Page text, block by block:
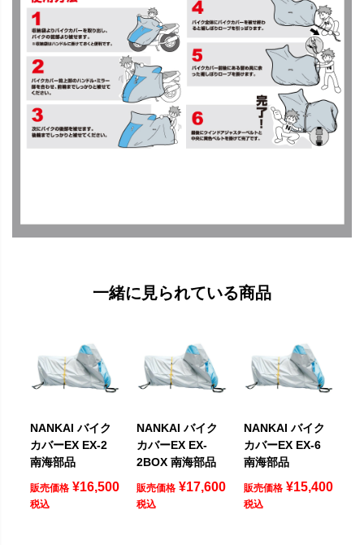
一緒に見られている商品
NANKAI バイク
カバーEX EX-2
南海部品
販売価格 ¥16,500
税込
NANKAI バイク
カバーEX EX-
2BOX 南海部品
販売価格 ¥17,600
税込
NANKAI バイク
カバーEX EX-6
南海部品
販売価格 ¥15,400
税込